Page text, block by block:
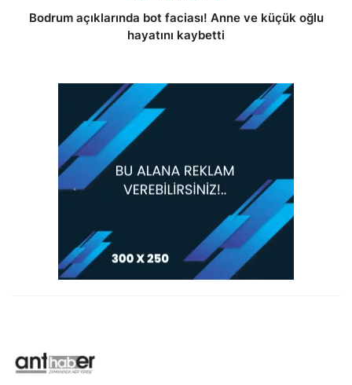
Bodrum açıklarında bot faciası! Anne ve küçük oğlu
hayatını kaybetti